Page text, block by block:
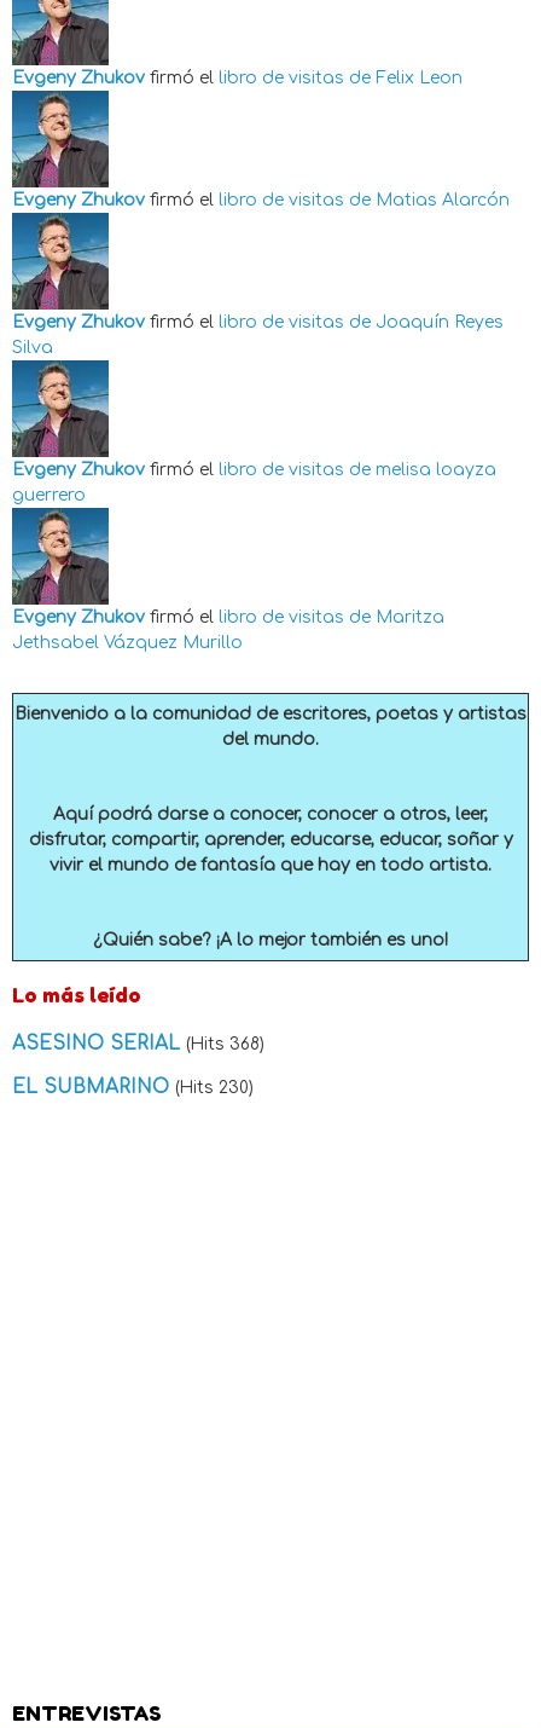
Evgeny Zhukov firmó el libro de visitas de Felix Leon
Evgeny Zhukov firmó el libro de visitas de Matias Alarcón
Evgeny Zhukov firmó el libro de visitas de Joaquín Reyes
Silva
Evgeny Zhukov firmó el libro de visitas de melisa loayza
guerrero
Evgeny Zhukov firmó el libro de visitas de Maritza
Jethsabel Vázquez Murillo
Bienvenido a la comunidad de escritores, poetas y artistas
del mundo.
Aquí podrá darse a conocer, conocer a otros, leer,
disfrutar, compartir, aprender, educarse, educar, soñar y
vivir el mundo de fantasía que hay en todo artista.
¿Quién sabe? ¡A lo mejor también es uno!
Lo más leído
ASESINO SERIAL (Hits 368)
EL SUBMARINO (Hits 230)
ENTREVISTAS